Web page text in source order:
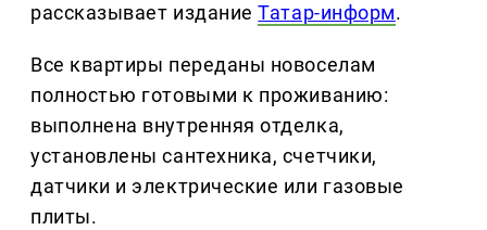
рассказывает изданиеТатар-информ.
Все квартиры переданы новоселам
полностью готовыми к проживанию:
выполнена внутренняя отделка,
установлены сантехника, счетчики,
датчики и электрические или газовые
плиты.